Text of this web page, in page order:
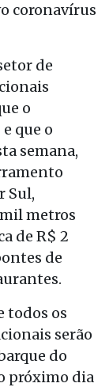
coronavírus
de
o
que o
semana,
Sul,
metros
de R$ 2
de
todos os
serão
do
próximo dia